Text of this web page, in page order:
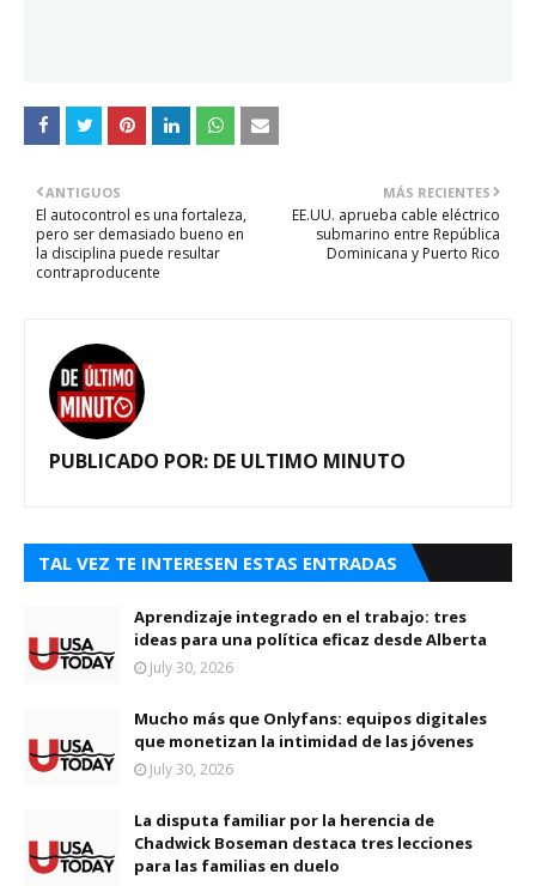
MÁS RECIENTES
EE.UU. aprueba cable eléctrico
submarino entre República
Dominicana y Puerto Rico
ANTIGUOS
El autocontrol es una fortaleza,
pero ser demasiado bueno en
la disciplina puede resultar
contraproducente
PUBLICADO POR: DE ULTIMO MINUTO
TAL VEZ TE INTERESEN ESTAS ENTRADAS
Aprendizaje integrado en el trabajo: tres
ideas para una política eficaz desde Alberta
July 30, 2026
Mucho más que Onlyfans: equipos digitales
que monetizan la intimidad de las jóvenes
July 30, 2026
La disputa familiar por la herencia de
Chadwick Boseman destaca tres lecciones
para las familias en duelo